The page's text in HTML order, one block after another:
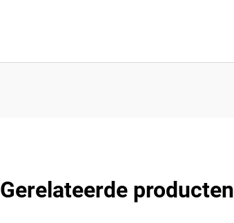
Gerelateerde producten